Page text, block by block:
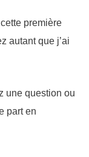
première
autant que j’ai
une question ou
part en